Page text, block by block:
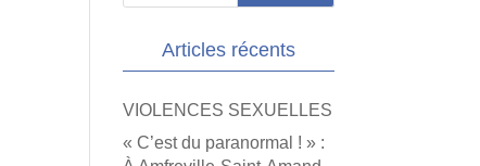
Articles récents
VIOLENCES SEXUELLES
« C’est du paranormal ! » :